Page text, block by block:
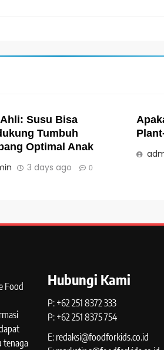
Susu Bisa
Tumbuh
Optimal Anak
3 days ago 0
Food
tenaga
Hubungi Kami
P: +62 251 8372 333
P: +62 251 8375 754
E: redaksi@foodforkids.co.id